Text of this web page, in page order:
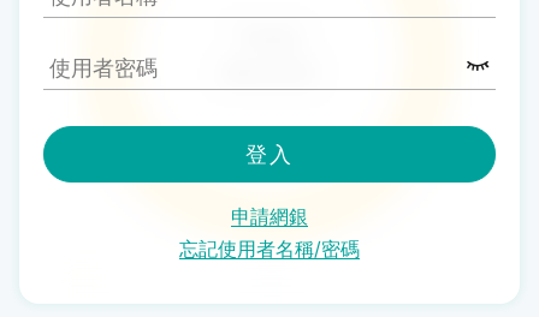
登入
申請網銀
忘記使用者名稱/密碼